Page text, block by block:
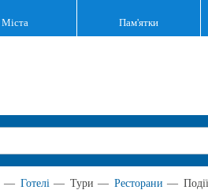
Міста Пам'ятки
— Готелі — Тури — Ресторани — Події